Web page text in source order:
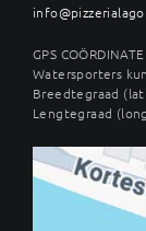
GPS
Watersporters
Breedtegraad
Lengtegraad